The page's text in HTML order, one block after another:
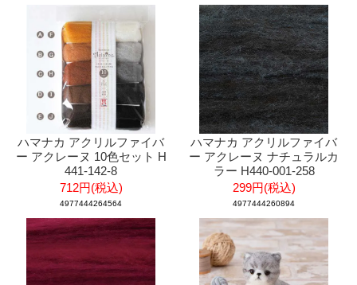
ハマナカ アクリルファイバ
ー アクレーヌ 10色セット H
441-142-8
712円(税込)
4977444264564
ハマナカ アクリルファイバ
ー アクレーヌ ナチュラルカ
ラー H440-001-258
299円(税込)
4977444260894